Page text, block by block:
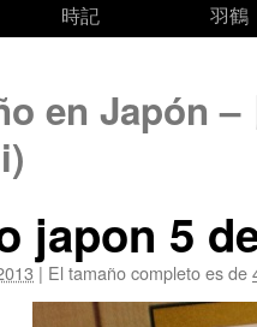
時記
羽鶴
en Japón –
japon 5
| El tamaño completo es de